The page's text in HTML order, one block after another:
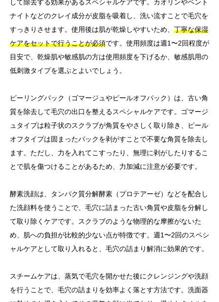
して除去する効果があるスペシャルケアです。カオリンやベント
ナイトなどのクレイ成分が皮脂を吸着し、洗い流すことで毛穴を
すっきりさせます。使用後は肌が乾燥しやすいため、 丁寧な保湿
ケアをセットで行うことが必須です。使用頻度は週1〜2回程度が
目安で、乾燥肌や敏感肌の方は使用頻度を下げるか、敏感肌用の
低刺激タイプを選ぶとよいでしょう。
ピーリングパック（ゴマージュやピールオフパック）は、古い角
質を除去して毛穴の出口を整えるスペシャルケアです。ゴマージ
ュタイプは粒子状のスクラブが角質をやさしく取り除き、ピール
オフタイプは固まったパックを剥がすことで不要な角質を除去し
ます。ただし、力を入れてこすったり、無理に剥がしたりするこ
とで肌を傷つけることがあるため、力加減に注意が必要です。
酵素洗顔は、タンパク質分解酵素（プロテアーゼ）などを配合し
た洗顔料を使うことで、毛穴に詰まった古い角質や皮脂を分解し
て取り除くケアです。スクラブのような物理的な摩擦がないた
め、肌への負担が比較的少ない点が特徴です。週1〜2回のスペシ
ャルケアとして取り入れると、毛穴の詰まり解消に効果的です。
スチームケアは、蒸気で毛穴を開かせた後にクレンジングや洗顔
を行うことで、毛穴の詰まりを効率よく落とす方法です。洗面器